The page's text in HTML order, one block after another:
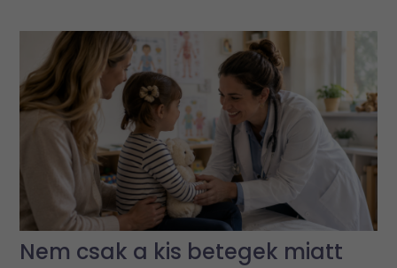
Nem csak a kis betegek miatt